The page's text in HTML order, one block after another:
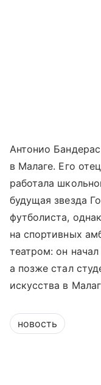
Антонио
в Малаге. Его
работала
будущая звезда
футболиста,
на спортивных
театром: он
а позже стал
искусства в
новость